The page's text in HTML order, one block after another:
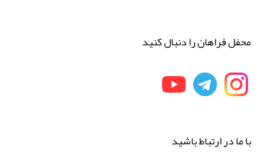
محفل فراهان را دنبال کنید
با ما در ارتباط باشید